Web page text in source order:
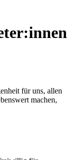
für uns, allen
machen,